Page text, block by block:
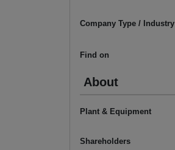
Company Type / Industry
Find on
About
Plant & Equipment
Shareholders